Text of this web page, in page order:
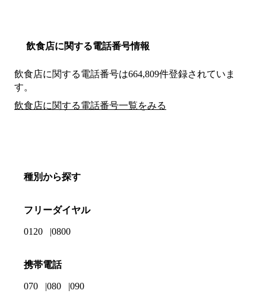
飲食店に関する電話番号情報
飲食店に関する電話番号は664,809件登録されていま
す。
飲食店に関する電話番号一覧をみる
種別から探す
フリーダイヤル
0120 0800
携帯電話
070 080 090